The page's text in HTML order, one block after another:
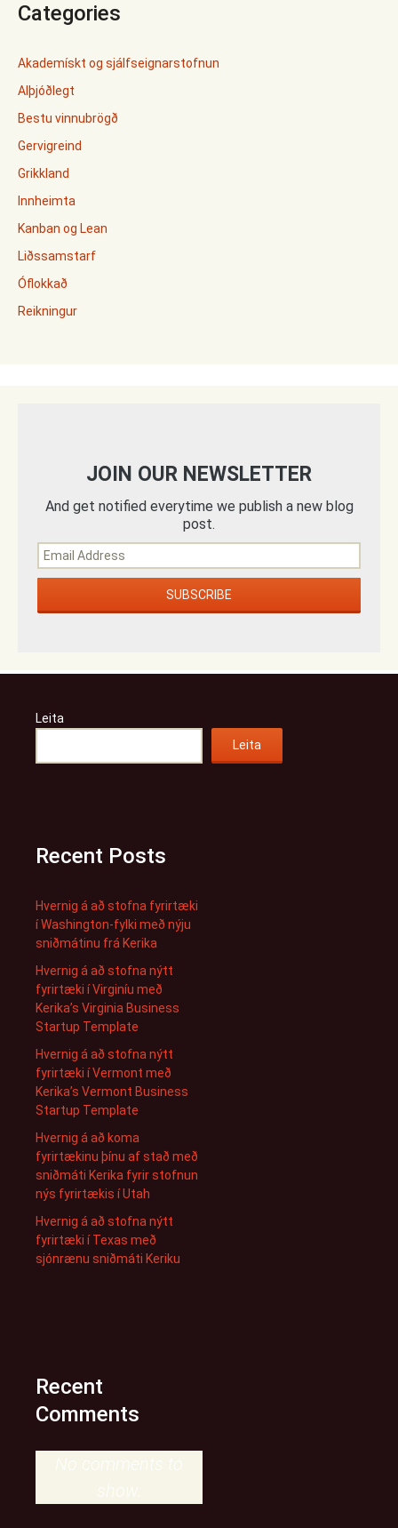
Categories
Akademískt og sjálfseignarstofnun
Alþjóðlegt
Bestu vinnubrögð
Gervigreind
Grikkland
Innheimta
Kanban og Lean
Liðssamstarf
Óflokkað
Reikningur
JOIN OUR NEWSLETTER
And get notified everytime we publish a new blog
post.
Leita
Leita
Recent Posts
Hvernig á að stofna fyrirtæki
í Washington-fylki með nýju
sniðmátinu frá Kerika
Hvernig á að stofna nýtt
fyrirtæki í Virginíu með
Kerika’s Virginia Business
Startup Template
Hvernig á að stofna nýtt
fyrirtæki í Vermont með
Kerika’s Vermont Business
Startup Template
Hvernig á að koma
fyrirtækinu þínu af stað með
sniðmáti Kerika fyrir stofnun
nýs fyrirtækis í Utah
Hvernig á að stofna nýtt
fyrirtæki í Texas með
sjónrænu sniðmáti Keriku
Recent
Comments
No comments to
show.